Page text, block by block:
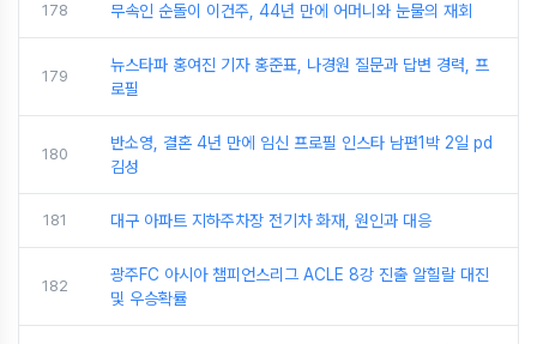
178 무속인 순돌이 이건주, 44년 만에 어머니와 눈물의 재회
179
뉴스타파 홍여진 기자 홍준표, 나경원 질문과 답변 경력, 프
로필
180
반소영, 결혼 4년 만에 임신 프로필 인스타 남편1박 2일 pd
김성
181 대구 아파트 지하주차장 전기차 화재, 원인과 대응
182
광주FC 아시아 챔피언스리그 ACLE 8강 진출 알힐랄 대진
및 우승확률